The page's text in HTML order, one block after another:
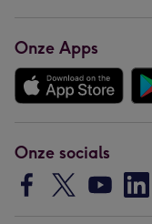
Onze Apps
Onze socials